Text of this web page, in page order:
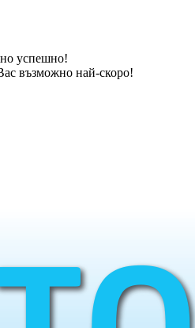
успешно!
възможно най-скоро!